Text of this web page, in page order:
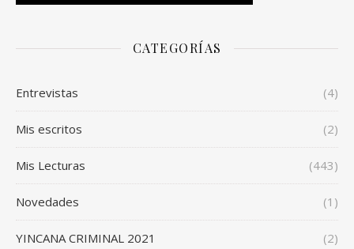
CATEGORÍAS
Entrevistas (4)
Mis escritos (2)
Mis Lecturas (443)
Novedades (1)
YINCANA CRIMINAL 2021 (2)